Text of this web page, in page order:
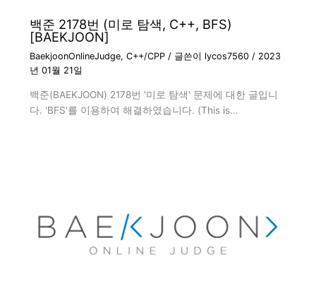
백준 2178번 (미로 탐색, C++, BFS)
[BAEKJOON]
BaekjoonOnlineJudge, C++/CPP/ 글쓴이 lycos7560 / 2023
년 01월 21일
백준(BAEKJOON) 2178번 '미로 탐색' 문제에 대한 글입니
다. 'BFS'를 이용하여 해결하였습니다. (This is…